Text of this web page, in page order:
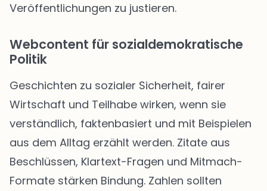
Veröffentlichungen zu justieren.
Webcontent für sozialdemokratische
Politik
Geschichten zu sozialer Sicherheit, fairer
Wirtschaft und Teilhabe wirken, wenn sie
verständlich, faktenbasiert und mit Beispielen
aus dem Alltag erzählt werden. Zitate aus
Beschlüssen, Klartext-Fragen und Mitmach-
Formate stärken Bindung. Zahlen sollten